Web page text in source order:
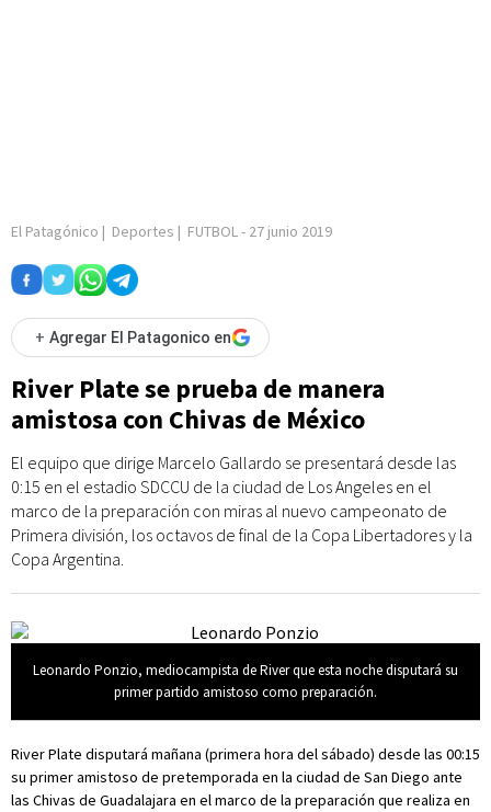
El Patagónico | Deportes | FUTBOL- 27 junio 2019
+ Agregar El Patagonico en
River Plate se prueba de manera
amistosa con Chivas de México
El equipo que dirige Marcelo Gallardo se presentará desde las
0:15 en el estadio SDCCU de la ciudad de Los Angeles en el
marco de la preparación con miras al nuevo campeonato de
Primera división, los octavos de final de la Copa Libertadores y la
Copa Argentina.
Leonardo Ponzio, mediocampista de River que esta noche disputará su
primer partido amistoso como preparación.
River Plate disputará mañana (primera hora del sábado) desde las 00:15
su primer amistoso de pretemporada en la ciudad de San Diego ante
las Chivas de Guadalajara en el marco de la preparación que realiza en